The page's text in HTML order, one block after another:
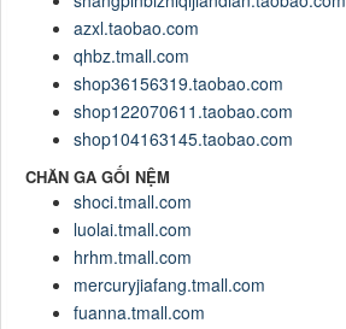
azxl.taobao.com
qhbz.tmall.com
shop36156319.taobao.com
shop122070611.taobao.com
shop104163145.taobao.com
CHĂN GA GỐI NỆM
shoci.tmall.com
luolai.tmall.com
hrhm.tmall.com
mercuryjiafang.tmall.com
fuanna.tmall.com